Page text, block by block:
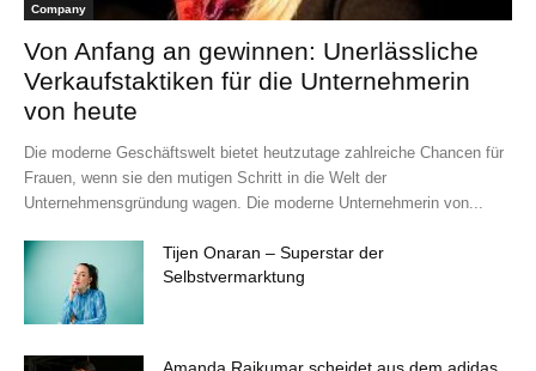
Company
Von Anfang an gewinnen: Unerlässliche
Verkaufstaktiken für die Unternehmerin
von heute
Die moderne Geschäftswelt bietet heutzutage zahlreiche Chancen für
Frauen, wenn sie den mutigen Schritt in die Welt der
Unternehmensgründung wagen. Die moderne Unternehmerin von...
Tijen Onaran – Superstar der
Selbstvermarktung
Amanda Rajkumar scheidet aus dem adidas